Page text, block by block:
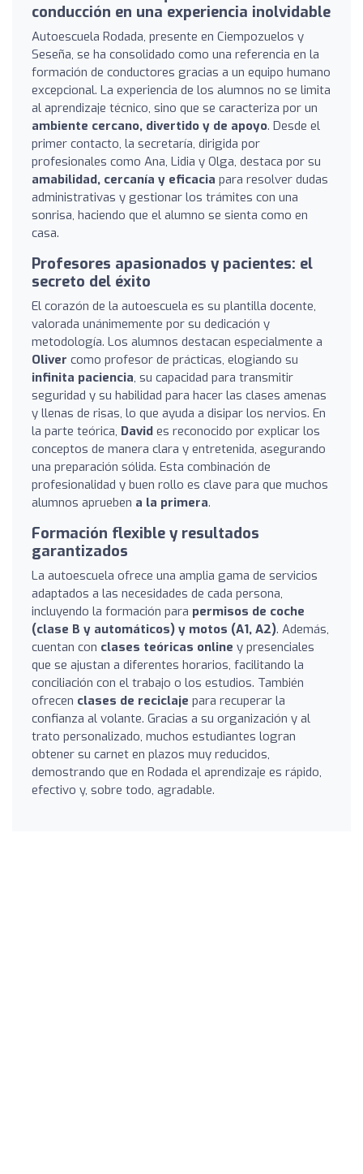
conducción en una experiencia inolvidable
Autoescuela Rodada, presente en Ciempozuelos y
Seseña, se ha consolidado como una referencia en la
formación de conductores gracias a un equipo humano
excepcional. La experiencia de los alumnos no se limita
al aprendizaje técnico, sino que se caracteriza por un
ambiente cercano, divertido y de apoyo. Desde el
primer contacto, la secretaría, dirigida por
profesionales como Ana, Lidia y Olga, destaca por su
amabilidad, cercanía y eficacia para resolver dudas
administrativas y gestionar los trámites con una
sonrisa, haciendo que el alumno se sienta como en
casa.
Profesores apasionados y pacientes: el
secreto del éxito
El corazón de la autoescuela es su plantilla docente,
valorada unánimemente por su dedicación y
metodología. Los alumnos destacan especialmente a
Oliver como profesor de prácticas, elogiando su
infinita paciencia, su capacidad para transmitir
seguridad y su habilidad para hacer las clases amenas
y llenas de risas, lo que ayuda a disipar los nervios. En
la parte teórica, David es reconocido por explicar los
conceptos de manera clara y entretenida, asegurando
una preparación sólida. Esta combinación de
profesionalidad y buen rollo es clave para que muchos
alumnos aprueben a la primera.
Formación flexible y resultados
garantizados
La autoescuela ofrece una amplia gama de servicios
adaptados a las necesidades de cada persona,
incluyendo la formación para permisos de coche
(clase B y automáticos) y motos (A1, A2). Además,
cuentan con clases teóricas online y presenciales
que se ajustan a diferentes horarios, facilitando la
conciliación con el trabajo o los estudios. También
ofrecen clases de reciclaje para recuperar la
confianza al volante. Gracias a su organización y al
trato personalizado, muchos estudiantes logran
obtener su carnet en plazos muy reducidos,
demostrando que en Rodada el aprendizaje es rápido,
efectivo y, sobre todo, agradable.